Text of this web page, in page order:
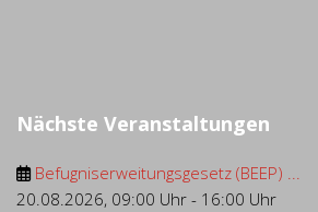
Nächste Veranstaltungen
Befugniserweitungsgesetz (BEEP) ...
20.08.2026, 09:00 Uhr - 16:00 Uhr